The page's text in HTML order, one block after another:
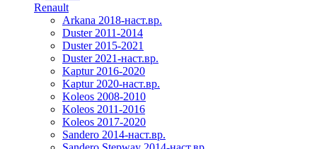
Renault
Arkana 2018-наст.вр.
Duster 2011-2014
Duster 2015-2021
Duster 2021-наст.вр.
Kaptur 2016-2020
Kaptur 2020-наст.вр.
Koleos 2008-2010
Koleos 2011-2016
Koleos 2017-2020
Sandero 2014-наст.вр.